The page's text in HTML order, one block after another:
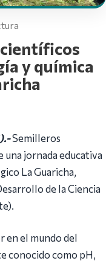
y química
Semilleros
jornada educativa
La Guaricha,
de la Ciencia
en el mundo del
conocido como pH,